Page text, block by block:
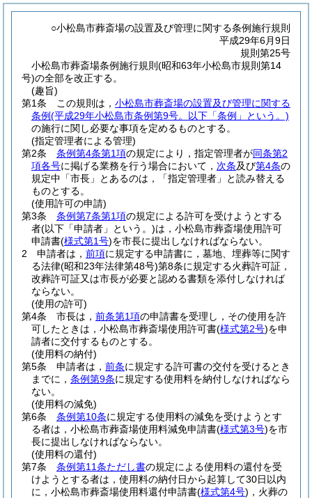
○小松島市葬斎場の設置及び管理に関する条例施行規則
平成29年6月9日
規則第25号
小松島市葬斎場条例施行規則(昭和63年小松島市規則第14
号)の全部を改正する。
(趣旨)
第1条
この規則は， 小松島市葬斎場の設置及び管理に関する
条例(平成29年小松島市条例第9号。以下「条例」という。)
の施行に関し必要な事項を定めるものとする。
(指定管理者による管理)
第2条
条例第4条第1項の規定により，指定管理者が同条第2
項各号に掲げる業務を行う場合において， 次条及び第4条の
規定中「市長」とあるのは，「指定管理者」と読み替える
ものとする。
(使用許可の申請)
第3条
条例第7条第1項の規定による許可を受けようとする
者(以下「申請者」という。)は，小松島市葬斎場使用許可
申請書(様式第1号)を市長に提出しなければならない。
2
申請者は， 前項に規定する申請書に，墓地、埋葬等に関す
る法律(昭和23年法律第48号)第8条に規定する火葬許可証，
改葬許可証又は市長が必要と認める書類を添付しなければ
ならない。
(使用の許可)
第4条
市長は， 前条第1項の申請書を受理し，その使用を許
可したときは，小松島市葬斎場使用許可書(様式第2号)を申
請者に交付するものとする。
(使用料の納付)
第5条
申請者は， 前条に規定する許可書の交付を受けるとき
までに， 条例第9条に規定する使用料を納付しなければなら
ない。
(使用料の減免)
第6条
条例第10条に規定する使用料の減免を受けようとす
る者は，小松島市葬斎場使用料減免申請書(様式第3号)を市
長に提出しなければならない。
(使用料の還付)
第7条
条例第11条ただし書の規定による使用料の還付を受
けようとする者は，使用料の納付日から起算して30日以内
に，小松島市葬斎場使用料還付申請書(様式第4号) ，火葬の